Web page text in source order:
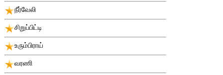
நீர்வேலி
சிறுப்பிட்டி
உரும்பிராய்
வரணி